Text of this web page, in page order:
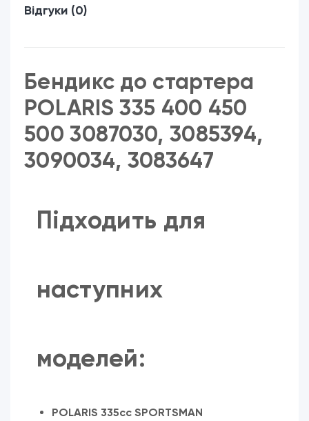
Відгуки (0)
Бендикс до стартера
POLARIS 335 400 450
500 3087030, 3085394,
3090034, 3083647
Підходить для
наступних
моделей:
POLARIS 335cc SPORTSMAN